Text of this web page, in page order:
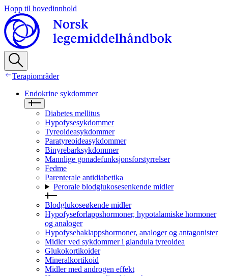
Hopp til hovedinnhold
Terapiområder
Endokrine sykdommer
Diabetes mellitus
Hypofysesykdommer
Tyreoideasykdommer
Paratyreoideasykdommer
Binyrebarksykdommer
Mannlige gonadefunksjonsforstyrrelser
Fedme
Parenterale antidiabetika
Perorale blodglukosesenkende midler
Blodglukoseøkende midler
Hypofyseforlappshormoner, hypotalamiske hormoner
og analoger
Hypofysebaklappshormoner, analoger og antagonister
Midler ved sykdommer i glandula tyreoidea
Glukokortikoider
Mineralkortikoid
Midler med androgen effekt